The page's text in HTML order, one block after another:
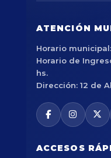
ATENCIÓN
Horario
Horario de
hs.
Dirección: 12 de
ACCESOS